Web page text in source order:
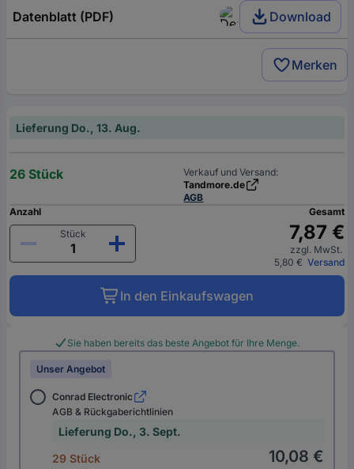
Datenblatt (PDF) Download
Merken
Lieferung Do., 13. Aug.
26 Stück
Verkauf und Versand:
Tandmore.de
AGB
Anzahl
Stück
Gesamt
7,87 €
zzgl. MwSt.
5,80 € Versand
In den Einkaufswagen
Sie haben bereits das beste Angebot für Ihre Menge.
Unser Angebot
Conrad Electronic
AGB & Rückgaberichtlinien
Lieferung Do., 3. Sept.
29 Stück
10,08 €